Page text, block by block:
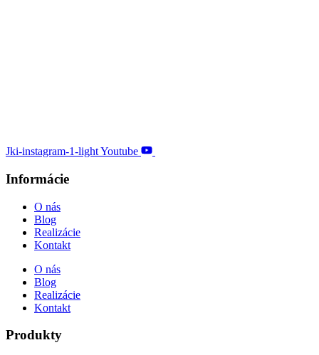
Jki-instagram-1-lightYoutube
Informácie
O nás
Blog
Realizácie
Kontakt
O nás
Blog
Realizácie
Kontakt
Produkty